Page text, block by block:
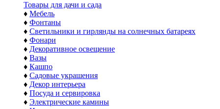
Товары для дачи и сада
♦ Мебель
♦ Фонтаны
♦ Светильники и гирлянды на солнечных батареях
♦ Фонари
♦ Декоративное освещение
♦ Вазы
♦ Кашпо
♦ Садовые украшения
♦ Декор интерьера
♦ Посуда и сервировка
♦ Электрические камины